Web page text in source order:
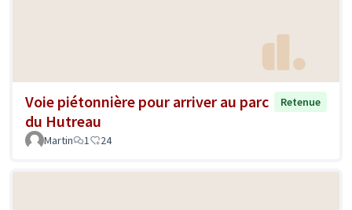
Voie piétonnière pour arriver au parc
du Hutreau
Retenue
Martin 1 24